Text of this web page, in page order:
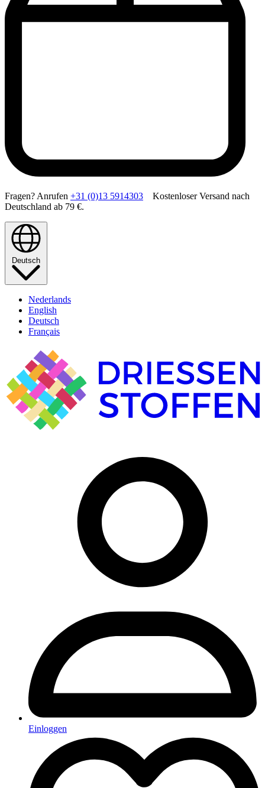
Fragen? Anrufen +31 (0)13 5914303 Kostenloser Versand nach
Deutschland ab 79 €.
Deutsch
Nederlands
English
Deutsch
Français
Einloggen